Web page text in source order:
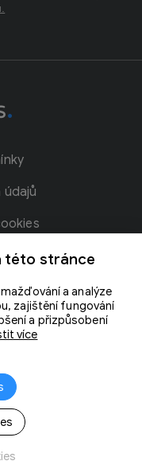
této stránce
a analýze
zajištění fungování
a přizpůsobení
více
údajů
s. r. o.